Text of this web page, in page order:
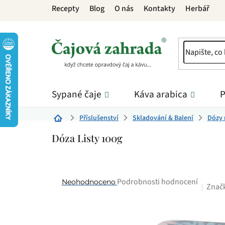
Recepty Blog O nás Kontakty Herbář
Sypané čaje Káva arabica
Domů Příslušenství Skladování & Balení Dózy
Dóza Listy 100g
Průměrné
Neohodnoceno Podrobnosti hodnocení